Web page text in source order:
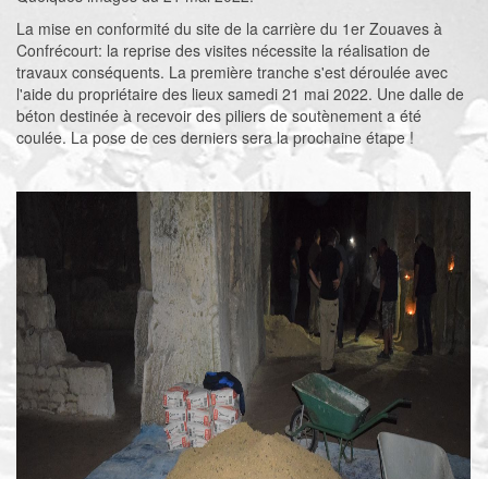
La mise en conformité du site de la carrière du 1er Zouaves à
Confrécourt: la reprise des visites nécessite la réalisation de
travaux conséquents. La première tranche s'est déroulée avec
l'aide du propriétaire des lieux samedi 21 mai 2022. Une dalle de
béton destinée à recevoir des piliers de soutènement a été
coulée. La pose de ces derniers sera la prochaine étape !